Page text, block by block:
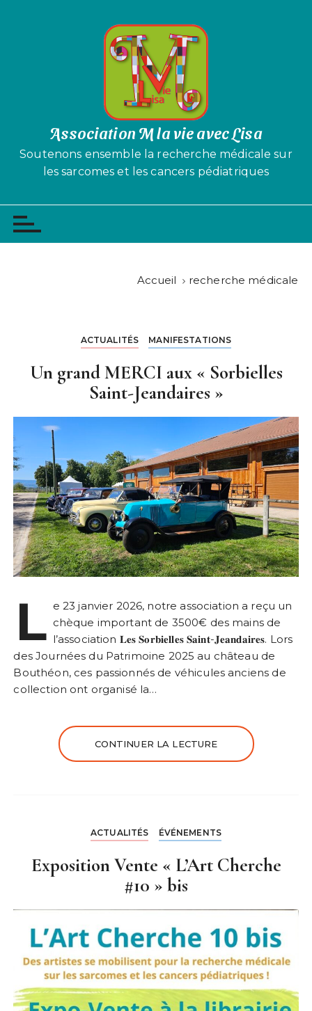
Association M la vie avec Lisa
Soutenons ensemble la recherche médicale sur
les sarcomes et les cancers pédiatriques
Accueil recherche médicale
ACTUALITÉS MANIFESTATIONS
Un grand MERCI aux « Sorbielles
Saint-Jeandaires »
L e 23 janvier 2026, notre association a reçu un
chèque important de 3500€ des mains de
l’association 𝐋𝐞𝐬 𝐒𝐨𝐫𝐛𝐢𝐞𝐥𝐥𝐞𝐬 𝐒𝐚𝐢𝐧𝐭-𝐉𝐞𝐚𝐧𝐝𝐚𝐢𝐫𝐞𝐬. Lors
des Journées du Patrimoine 2025 au château de
Bouthéon, ces passionnés de véhicules anciens de
collection ont organisé la…
CONTINUER LA LECTURE
ACTUALITÉS ÉVÉNEMENTS
Exposition Vente « L’Art Cherche
#10 » bis